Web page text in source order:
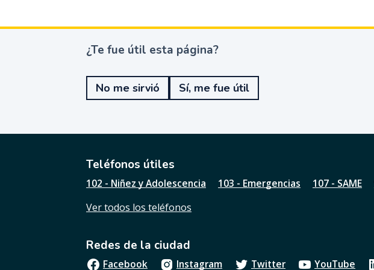
¿
e
u
t
l
s
a
g
i
¿Te fue útil esta página?
No me sirvió Sí, me fue útil
Teléfonos útiles
102 - Niñez y Adolescencia 103 - Emergencias 107 - SAME
Ver todos los teléfonos
Redes de la ciudad
Facebook Instagram Twitter YouTube